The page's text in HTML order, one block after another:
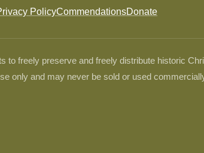
PolicyCommendationsDonate
freely preserve and freely distribute historic
only and may never be sold or used